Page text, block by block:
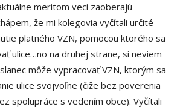
meritom veci zaoberajú
že mi kolegovia vyčítali určité
platného VZN, pomocou ktorého sa
ulice…no na druhej strane, si neviem
môže vypracovať VZN, ktorým sa
ulice svojvoľne (čiže bez poverenia
spolupráce s vedením obce). Vyčítali